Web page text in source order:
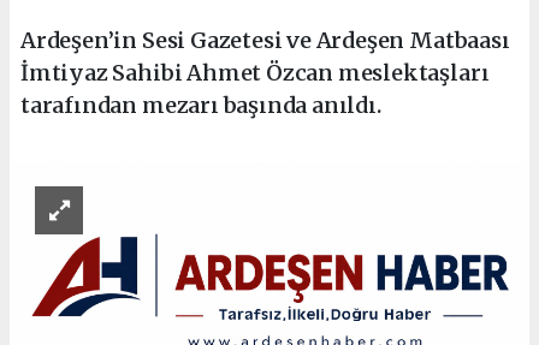
Ardeşen’in Sesi Gazetesi ve Ardeşen Matbaası
İmtiyaz Sahibi Ahmet Özcan meslektaşları
tarafından mezarı başında anıldı.